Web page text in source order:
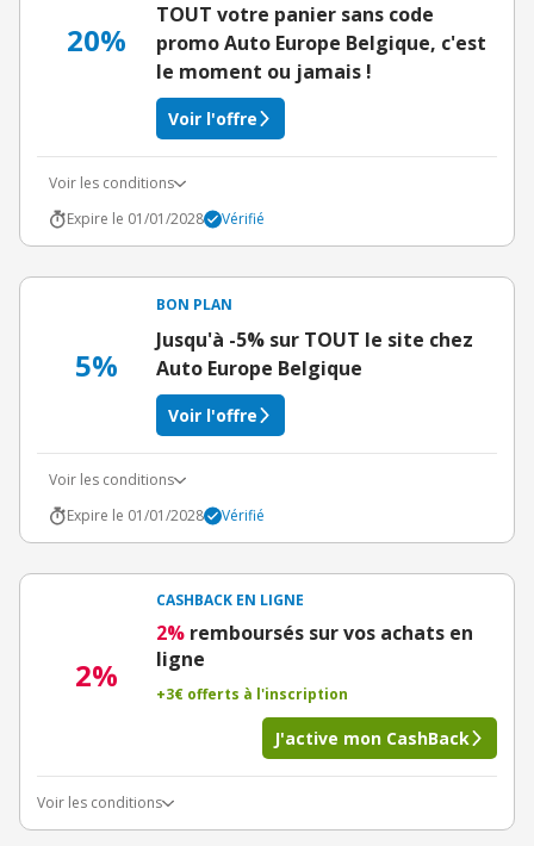
20%
TOUT votre panier sans code
promo Auto Europe Belgique, c'est
le moment ou jamais !
Voir l'offre
Voir les conditions
Expire le 01/01/2028
Vérifié
5%
BON PLAN
Jusqu'à -5% sur TOUT le site chez
Auto Europe Belgique
Voir l'offre
Voir les conditions
Expire le 01/01/2028
Vérifié
2%
CASHBACK EN LIGNE
2% remboursés sur vos achats en
ligne
+3€ offerts à l'inscription
J'active mon CashBack
Voir les conditions